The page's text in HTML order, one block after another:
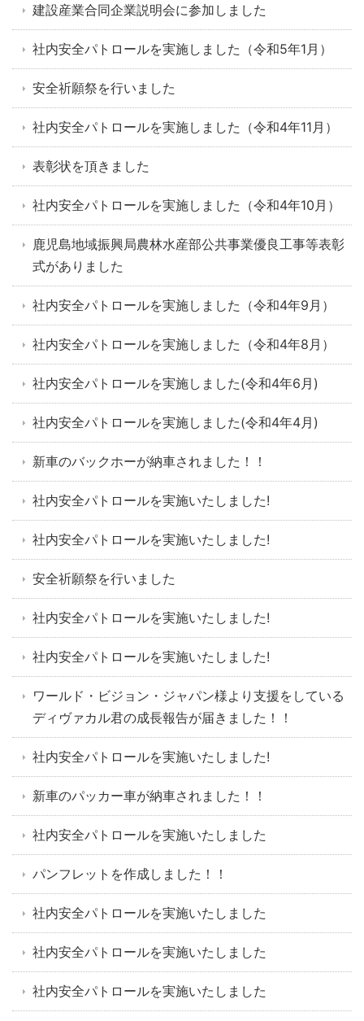
建設産業合同企業説明会に参加しました
社内安全パトロールを実施しました（令和5年1月）
安全祈願祭を行いました
社内安全パトロールを実施しました（令和4年11月）
表彰状を頂きました
社内安全パトロールを実施しました（令和4年10月）
鹿児島地域振興局農林水産部公共事業優良工事等表彰
式がありました
社内安全パトロールを実施しました（令和4年9月）
社内安全パトロールを実施しました（令和4年8月）
社内安全パトロールを実施しました(令和4年6月)
社内安全パトロールを実施しました(令和4年4月)
新車のバックホーが納車されました！！
社内安全パトロールを実施いたしました!
社内安全パトロールを実施いたしました!
安全祈願祭を行いました
社内安全パトロールを実施いたしました!
社内安全パトロールを実施いたしました!
ワールド・ビジョン・ジャパン様より支援をしている
ディヴァカル君の成長報告が届きました！！
社内安全パトロールを実施いたしました!
新車のパッカー車が納車されました！！
社内安全パトロールを実施いたしました
パンフレットを作成しました！！
社内安全パトロールを実施いたしました
社内安全パトロールを実施いたしました
社内安全パトロールを実施いたしました